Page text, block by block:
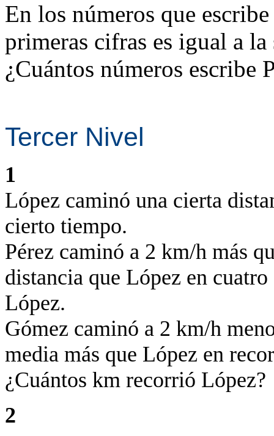
En los números que
primeras cifras es igual a
¿Cuántos números escribe
Tercer Nivel
1
López caminó una cierta
cierto tiempo.
Pérez caminó a 2 km/h más
distancia que López en
López.
Gómez caminó a 2 km/h
media más que López en
¿Cuántos km recorrió López?
2